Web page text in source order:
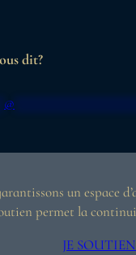
dit?
@
un espace
permet la
JE